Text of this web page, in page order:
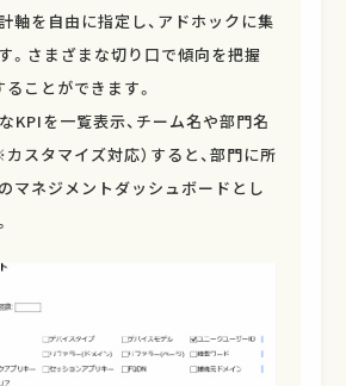
軸を自由に指定し、アドホックに集
。さまざまな切り口で傾向を把握
ることができます。
KPIを一覧表示、チーム名や部門名
スタマイズ対応）すると、部門に所
マネジメントダッシュボードとし